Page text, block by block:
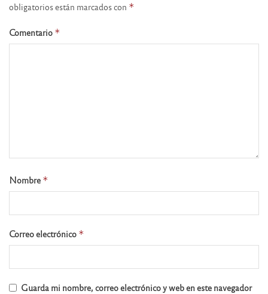
obligatorios están marcados con *
Comentario *
Nombre *
Correo electrónico *
Guarda mi nombre, correo electrónico y web en este navegador